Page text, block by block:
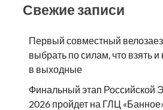
Свежие записи
Первый совместный
выбрать по силам, что взять и
в выходные
Финальный этап Российской
2026 пройдет на ГЛЦ